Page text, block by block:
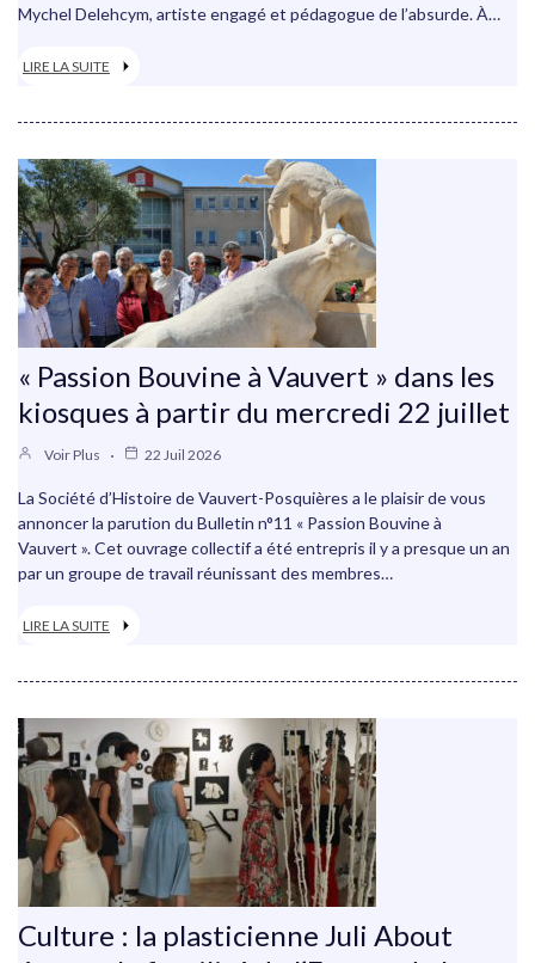
Mychel Delehcym, artiste engagé et pédagogue de l’absurde. À…
LIRE LA SUITE
« Passion Bouvine à Vauvert » dans les
kiosques à partir du mercredi 22 juillet
Voir Plus 22 Juil 2026
La Société d’Histoire de Vauvert-Posquières a le plaisir de vous
annoncer la parution du Bulletin n°11 « Passion Bouvine à
Vauvert ». Cet ouvrage collectif a été entrepris il y a presque un an
par un groupe de travail réunissant des membres…
LIRE LA SUITE
Culture : la plasticienne Juli About